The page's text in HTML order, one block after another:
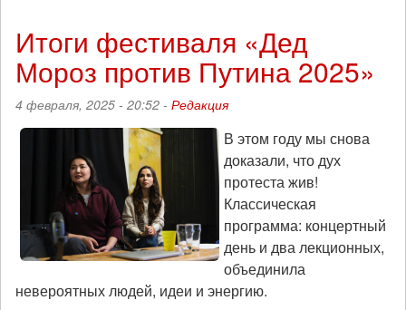
-
День
рождения
фигуранта
«Сети»
Андрея
Чернова
Итоги фестиваля «Дед
Мороз против Путина 2025»
4 февраля, 2025 - 20:52 - Редакция
В этом году мы снова
доказали, что дух
протеста жив!
Классическая
программа: концертный
день и два лекционных,
объединила
невероятных людей, идеи и энергию.